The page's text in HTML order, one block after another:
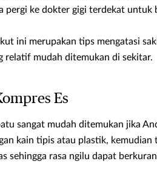
pergi ke dokter gigi terdekat untuk
ini merupakan tips mengatasi
relatif mudah ditemukan di sekitar.
Es
sangat mudah ditemukan jika
kain tipis atau plastik, kemudian
sehingga rasa ngilu dapat